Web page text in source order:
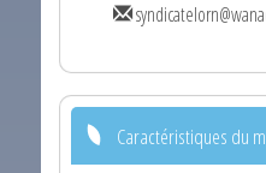
Caractéristiques du